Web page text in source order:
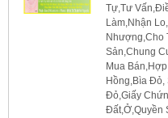
Tự,Tư
Làm,Nhận
Nhượng,Cho
Sản,Chung
Mua
Hồng,Bìa Đỏ,
Đỏ,Giấy
Đất,Ở,Quyền